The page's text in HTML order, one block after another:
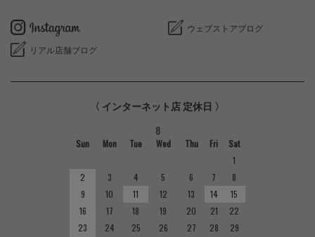
ウェブストアブログ
リアル店舗ブログ
〈 インターネット店 定休日 〉
8
Sun Mon Tue Wed Thu Fri
Sat
1
2
3 4 5 6 7
8
9
10 11 12 13 14
15
16
17 18 19 20 21
22
23
24 25 26 27 28
29